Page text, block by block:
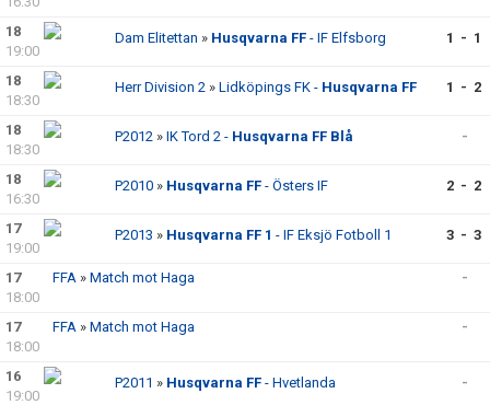
18
19:00
Dam Elitettan » Husqvarna FF - IF Elfsborg 1 - 1
18
18:30
Herr Division 2 » Lidköpings FK - Husqvarna FF 1 - 2
18
18:30
P2012 » IK Tord 2 - Husqvarna FF Blå -
18
16:30
P2010 » Husqvarna FF - Östers IF 2 - 2
17
19:00
P2013 » Husqvarna FF 1 - IF Eksjö Fotboll 1 3 - 3
17
18:00
FFA » Match mot Haga -
17
18:00
FFA » Match mot Haga -
16
19:00
P2011 » Husqvarna FF - Hvetlanda -